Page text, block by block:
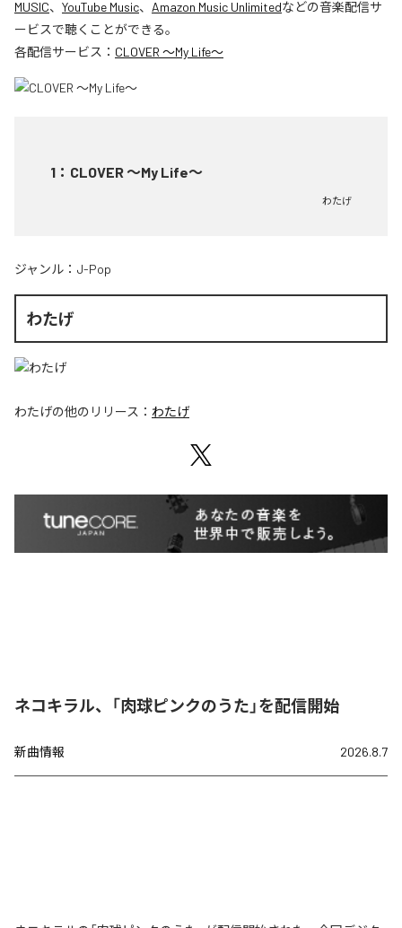
MUSIC、 YouTube Music、 Amazon Music Unlimitedなどの音楽配信サ
ービスで聴くことができる。
各配信サービス： CLOVER ～My Life～
1 ： CLOVER ～My Life～
わたげ
ジャンル： J-Pop
わたげ
わたげの他のリリース： わたげ
ネコキラル、「肉球ピンクのうた」を配信開始
新曲情報 2026.8.7